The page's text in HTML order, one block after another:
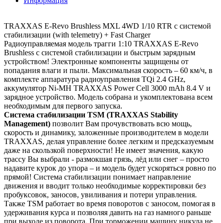
TRAXXAS E-Revo Brushless MXL 4WD 1/10 RTR с системой
стабилизации (with telemetry) + Fast Charger
Радиоуправляемая модель трагги 1:10 TRAXXAS E-Revo
Brushless с системой стабилизации и быстрым зарядным
устройством! Электронные компоненты защищены от
попадания влаги и пыли. Максимальная скорость – 60 км/ч, в
комплекте аппаратура радиоуправления TQi 2.4 GHz,
аккумулятор Ni-MH TRAXXAS Power Cell 3000 mAh 8.4 V и
зарядное устройство. Модель собрана и укомплектована всем
необходимым для первого запуска.
Система стабилизации TSM (TRAXXAS Stability
Management) позволит Вам прочувствовать всю мощь,
скорость и динамику, заложенные производителем в модели
TRAXXAS, делая управление более легким и предсказуемым
даже на скользкой поверхности! Не имеет значения, какую
трассу Вы выбрали - размокшая грязь, лёд или снег – просто
надавите курок до упора – и модель будет ускоряться ровно по
прямой! Система стабилизации понимает направление
движения и вводит только необходимые корректировки без
пробуксовок, заносов, увиливания и потери управления.
Также TSM работает во время поворотов c заносом, помогая в
удерживания курса и позволяя давить на газ намного раньше
при выходе из поворота. При торможении машину никуда не